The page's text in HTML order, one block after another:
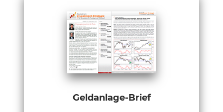
Geldanlage-Brief